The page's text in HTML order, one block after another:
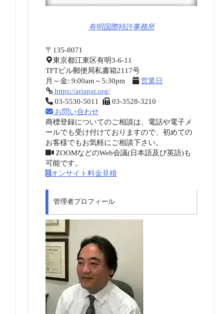
有明国際特許事務所
〒135-8071
東京都江東区有明3-6-11
TFTビル郵便局私書箱2117号
月～金: 9:00am～5:30pm
営業日
https://ariapat.org/
03-5530-5011
03-3528-3210
お問い合わせ
商標登録についてのご相談は、電話や電子メ
ールでも受け付けておりますので、初めての
お客様でもお気軽にご相談下さい。
ZOOMなどのWeb会議(日本語及び英語)も
可能です。
オンサイト料金見積
管理者プロフィール